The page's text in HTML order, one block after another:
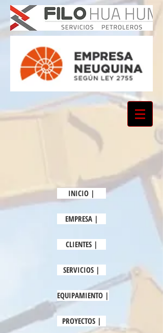
INICIO |
EMPRESA |
CLIENTES |
SERVICIOS |
EQUIPAMIENTO |
PROYECTOS |